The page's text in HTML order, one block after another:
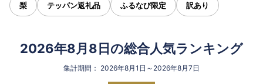
梨 テッパン返礼品 ふるなび限定 訳あり
2026年8月8日の総合人気ランキング
集計期間： 2026年8月1日～2026年8月7日